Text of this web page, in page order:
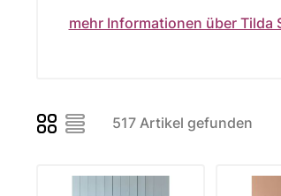
mehr Informationen über Tilda
517 Artikel gefunden